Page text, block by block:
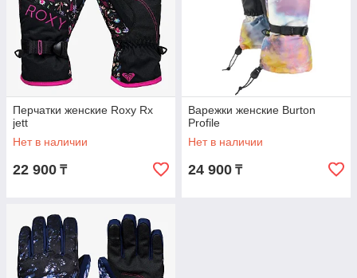
Перчатки женские Roxy Rx
jett
Нет в наличии
22 900 ₸
Варежки женские Burton
Profile
Нет в наличии
24 900 ₸